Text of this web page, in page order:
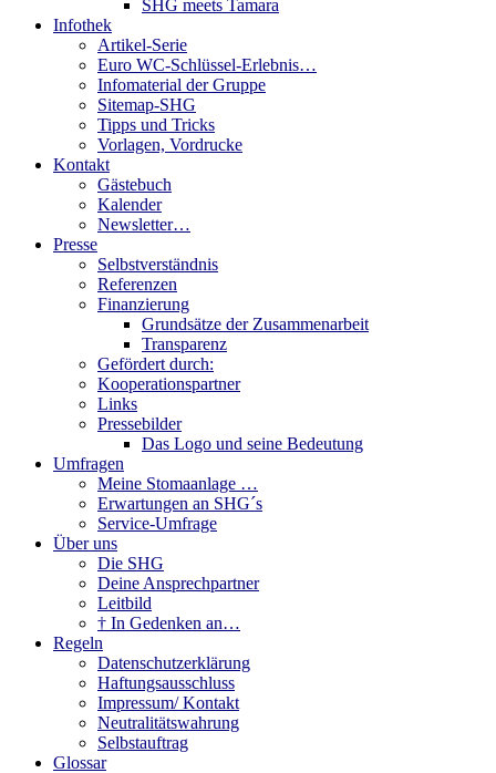
SHG meets Tamara
Infothek
Artikel-Serie
Euro WC-Schlüssel-Erlebnis…
Infomaterial der Gruppe
Sitemap-SHG
Tipps und Tricks
Vorlagen, Vordrucke
Kontakt
Gästebuch
Kalender
Newsletter…
Presse
Selbstverständnis
Referenzen
Finanzierung
Grundsätze der Zusammenarbeit
Transparenz
Gefördert durch:
Kooperationspartner
Links
Pressebilder
Das Logo und seine Bedeutung
Umfragen
Meine Stomaanlage …
Erwartungen an SHG´s
Service-Umfrage
Über uns
Die SHG
Deine Ansprechpartner
Leitbild
† In Gedenken an…
Regeln
Datenschutzerklärung
Haftungsausschluss
Impressum/ Kontakt
Neutralitätswahrung
Selbstauftrag
Glossar